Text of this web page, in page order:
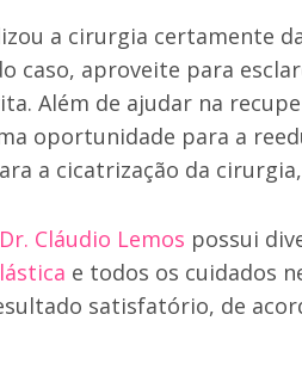
a cirurgia certamente
caso, aproveite para
Além de ajudar na
oportunidade para a
a cicatrização da
Dr. Cláudio Lemos possui
e todos os cuidados
satisfatório, de